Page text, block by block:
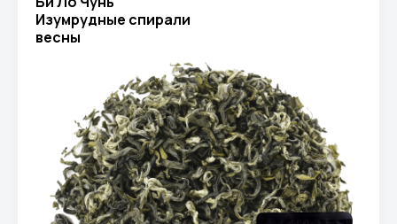
Изумрудные спирали
весны